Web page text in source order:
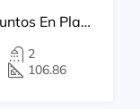
2 Locales comerciales en venta juntos En Plaza Misión del Mar
2
106.86